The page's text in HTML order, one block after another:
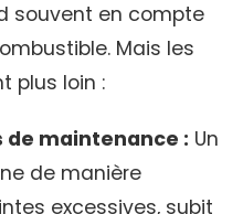
souvent en compte
Mais les
plus loin :
de maintenance : Un
de manière
excessives, subit